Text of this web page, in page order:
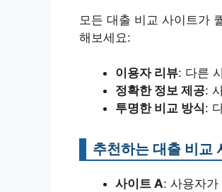
모든 대출 비교 사이트가
해보세요:
이용자 리뷰: 다른
정확한 정보 제공:
투명한 비교 방식:
추천하는 대출 비교
사이트 A: 사용자